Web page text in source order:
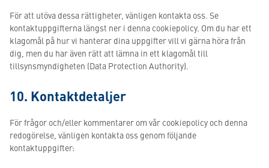
För att utöva dessa rättigheter, vänligen kontakta oss. Se
kontaktuppgifterna längst ner i denna cookiepolicy. Om du har ett
klagomål på hur vi hanterar dina uppgifter vill vi gärna höra från
dig, men du har även rätt att lämna in ett klagomål till
tillsynsmyndigheten (Data Protection Authority).
10. Kontaktdetaljer
För frågor och/eller kommentarer om vår cookiepolicy och denna
redogörelse, vänligen kontakta oss genom följande
kontaktuppgifter: